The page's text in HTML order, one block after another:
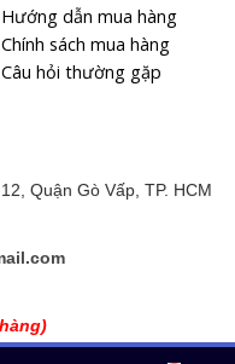
Hướng dẫn mua hàng
Chính sách mua hàng
Câu hỏi thường gặp
Quận Gò Vấp, TP. HCM